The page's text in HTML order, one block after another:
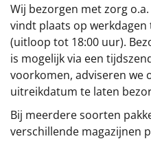
Wij bezorgen met zorg
vindt plaats op werkdagen
(uitloop tot 18:00 uur).
is mogelijk via een
voorkomen, adviseren we
uitreikdatum te laten
Bij meerdere soorten
verschillende magazijnen